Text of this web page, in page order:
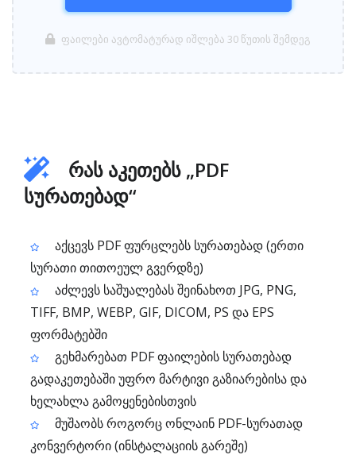
ფაილები ავტომატურად იშლება 30 წუთის შემდეგ
რას აკეთებს „PDF
სურათებად“
აქცევს PDF ფურცლებს სურათებად (ერთი
სურათი თითოეულ გვერდზე)
აძლევს საშუალებას შეინახოთ JPG, PNG,
TIFF, BMP, WEBP, GIF, DICOM, PS და EPS
ფორმატებში
გეხმარებათ PDF ფაილების სურათებად
გადაკეთებაში უფრო მარტივი გაზიარებისა და
ხელახლა გამოყენებისთვის
მუშაობს როგორც ონლაინ PDF-სურათად
კონვერტორი (ინსტალაციის გარეშე)